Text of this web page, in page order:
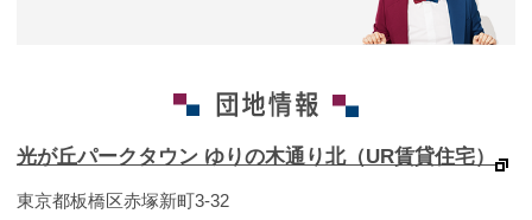
光が丘パークタウン ゆりの木通り北（UR賃貸住宅）
東京都板橋区赤塚新町3-32